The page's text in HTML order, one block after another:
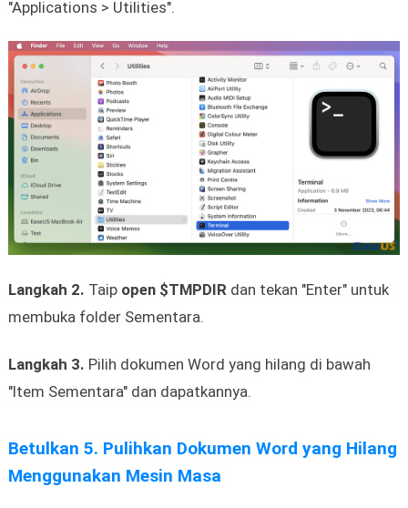
"Applications > Utilities".
Langkah 2. Taip open $TMPDIR dan tekan "Enter" untuk
membuka folder Sementara.
Langkah 3. Pilih dokumen Word yang hilang di bawah
"Item Sementara" dan dapatkannya.
Betulkan 5. Pulihkan Dokumen Word yang Hilang
Menggunakan Mesin Masa